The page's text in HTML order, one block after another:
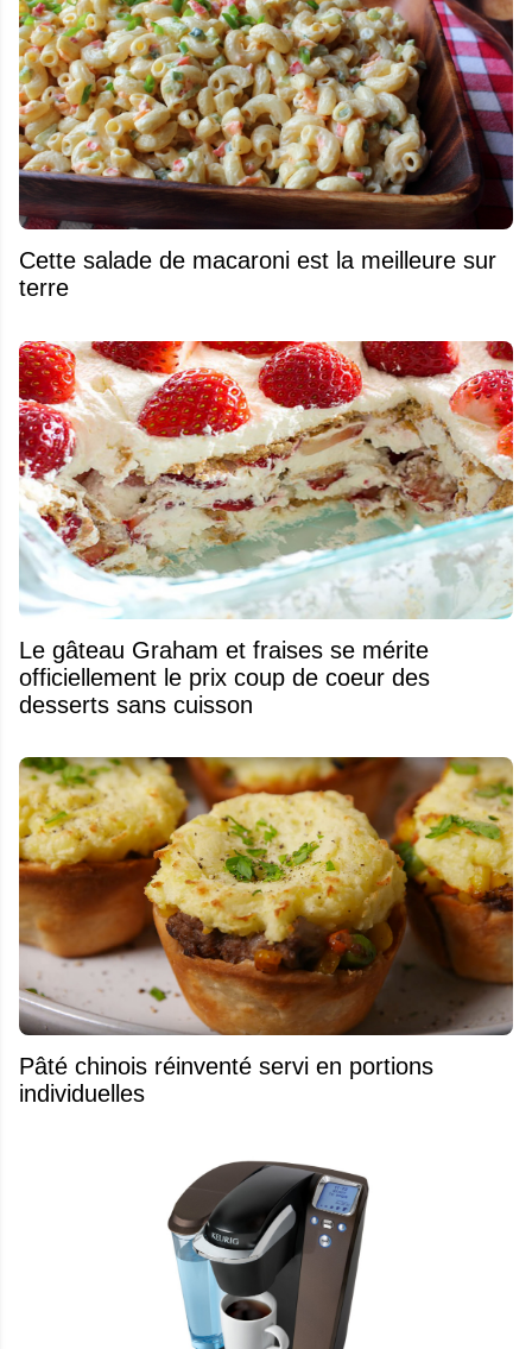
Cette salade de macaroni est la meilleure sur
terre
Le gâteau Graham et fraises se mérite
officiellement le prix coup de coeur des
desserts sans cuisson
Pâté chinois réinventé servi en portions
individuelles